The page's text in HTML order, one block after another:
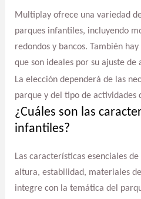
Multiplay ofrece una variedad
parques infantiles, incluyendo
redondos y bancos. También
que son ideales por su ajuste de
La elección dependerá de las
parque y del tipo de actividades
¿Cuáles son las
infantiles?
Las características esenciales
altura, estabilidad, materiales
integre con la temática del